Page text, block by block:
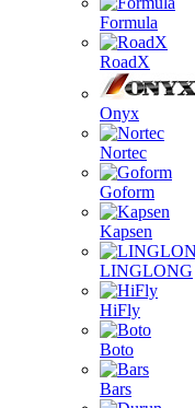
Formula
RoadX
Onyx
Nortec
Goform
Kapsen
LINGLONG
HiFly
Boto
Bars